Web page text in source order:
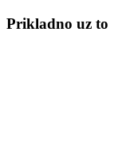
Prikladno uz to